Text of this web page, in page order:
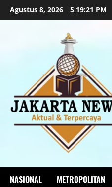
Agustus 8, 2026 5:19:23 PM
NASIONAL METROPOLITAN